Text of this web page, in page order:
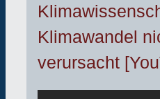
Klimawandel
verursacht